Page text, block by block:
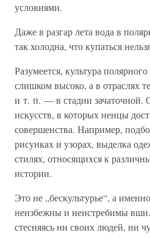
условиями.
Даже в разгар лета вода в
так холодна, что купаться
Разумеется, культура
слишком высоко, а в отраслях
и т. п. — в стадии зачаточной.
искусств, в которых ненцы
совершенства. Например,
рисунках и узорах, выделка
стилях, относящихся к
истории.
Это не „бескультурье“, а
неизбежны и неистребимы
стесняясь ни своих людей, ни